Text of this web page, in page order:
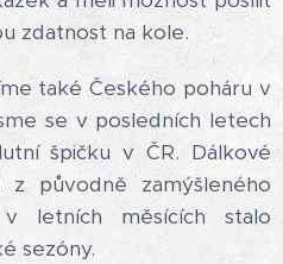
zdatnost na kole.
také Českého poháru v
se v posledních letech
špičku v ČR. Dálkové
původně zamýšleného
letních měsících stalo
sezóny.